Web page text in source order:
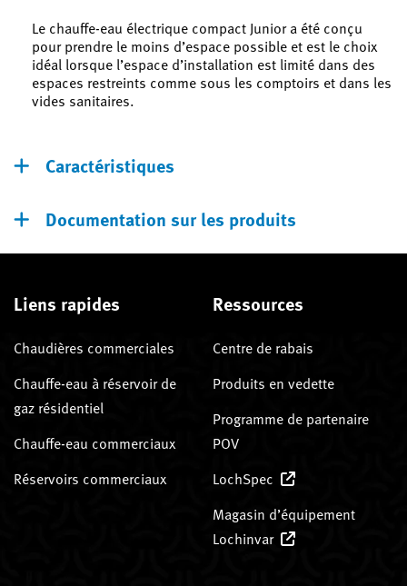
Le chauffe-eau électrique compact Junior a été conçu
pour prendre le moins d’espace possible et est le choix
idéal lorsque l’espace d’installation est limité dans des
espaces restreints comme sous les comptoirs et dans les
vides sanitaires.
Caractéristiques
Documentation sur les produits
Liens rapides
Chaudières commerciales
Chauffe-eau à réservoir de
gaz résidentiel
Chauffe-eau commerciaux
Réservoirs commerciaux
Ressources
Centre de rabais
Produits en vedette
Programme de partenaire
POV
LochSpec
Magasin d’équipement
Lochinvar